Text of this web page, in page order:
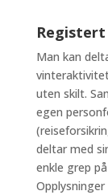
Registert
Man kan
uten skilt.
egen
deltar med
enkle grep